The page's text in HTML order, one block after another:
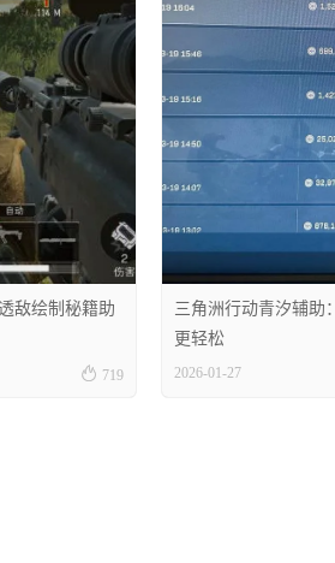
敌绘制秘籍助
 719
三角洲行动青汐辅助
更轻松
2026-01-27